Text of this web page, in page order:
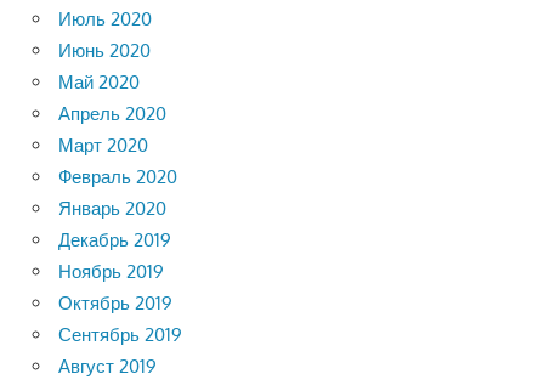
Июль 2020
Июнь 2020
Май 2020
Апрель 2020
Март 2020
Февраль 2020
Январь 2020
Декабрь 2019
Ноябрь 2019
Октябрь 2019
Сентябрь 2019
Август 2019